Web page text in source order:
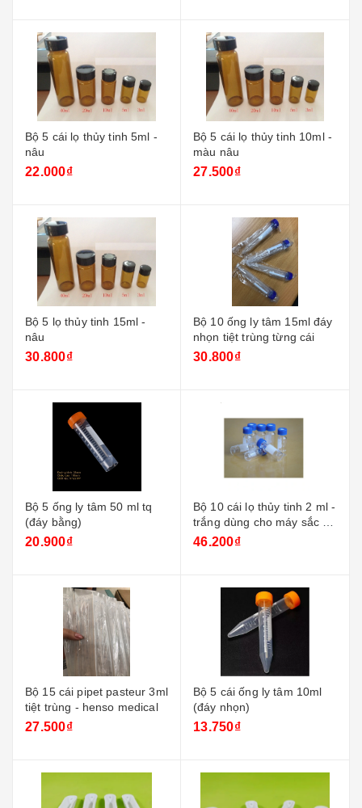
Bộ 5 cái lọ thủy tinh 5ml -
nâu
22.000₫
Bộ 5 cái lọ thủy tinh 10ml -
màu nâu
27.500₫
Bộ 5 lọ thủy tinh 15ml -
nâu
30.800₫
Bộ 10 ống ly tâm 15ml đáy
nhọn tiệt trùng từng cái
30.800₫
Bộ 5 ống ly tâm 50 ml tq
(đáy bằng)
20.900₫
Bộ 10 cái lọ thủy tinh 2 ml -
trắng dùng cho máy sắc ký
+ nắp xanh
46.200₫
Bộ 15 cái pipet pasteur 3ml
tiệt trùng - henso medical
27.500₫
Bộ 5 cái ống ly tâm 10ml
(đáy nhọn)
13.750₫